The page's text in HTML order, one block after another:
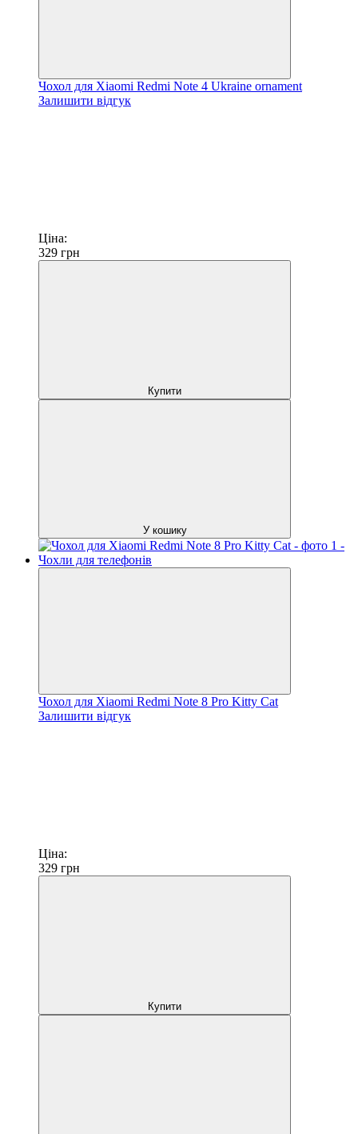
Чохол для Xiaomi Redmi Note 4 Ukraine ornament
Залишити відгук
Ціна:
329 грн
Купити
У кошику
Чохол для Xiaomi Redmi Note 8 Pro Kitty Cat
Залишити відгук
Ціна:
329 грн
Купити